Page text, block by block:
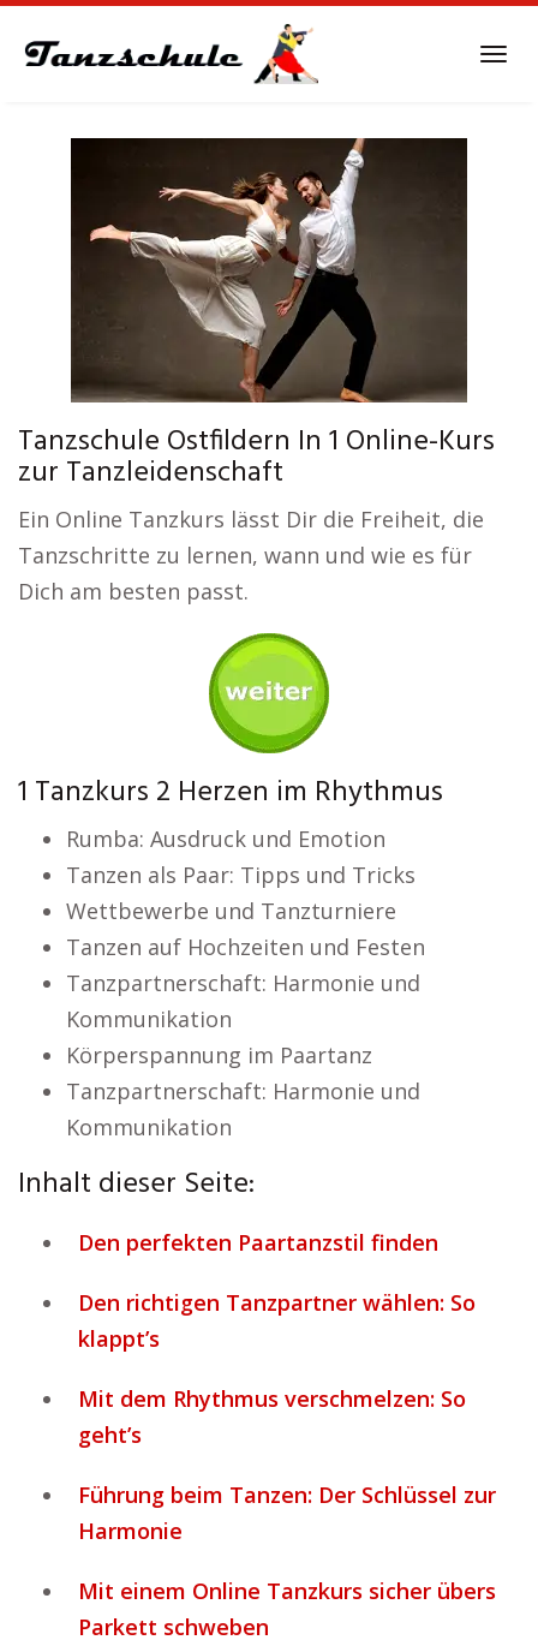
Tanzschule Ostfildern In 1 Online-Kurs
zur Tanzleidenschaft
Ein Online Tanzkurs lässt Dir die Freiheit, die
Tanzschritte zu lernen, wann und wie es für
Dich am besten passt.
1 Tanzkurs 2 Herzen im Rhythmus
Rumba: Ausdruck und Emotion
Tanzen als Paar: Tipps und Tricks
Wettbewerbe und Tanzturniere
Tanzen auf Hochzeiten und Festen
Tanzpartnerschaft: Harmonie und
Kommunikation
Körperspannung im Paartanz
Tanzpartnerschaft: Harmonie und
Kommunikation
Inhalt dieser Seite:
Den perfekten Paartanzstil finden
Den richtigen Tanzpartner wählen: So
klappt’s
Mit dem Rhythmus verschmelzen: So
geht’s
Führung beim Tanzen: Der Schlüssel zur
Harmonie
Mit einem Online Tanzkurs sicher übers
Parkett schweben